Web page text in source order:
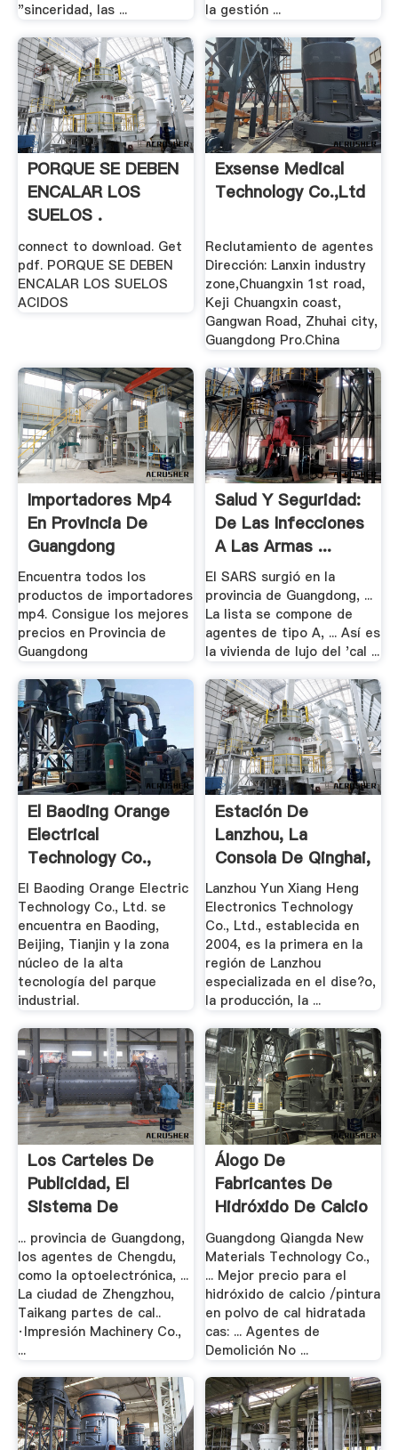
"sinceridad, las ... la gestión ...
PORQUE SE DEBEN
ENCALAR LOS
SUELOS .
connect to download. Get
pdf. PORQUE SE DEBEN
ENCALAR LOS SUELOS
ACIDOS
Exsense Medical
Technology Co.,Ltd
Reclutamiento de agentes
Dirección: Lanxin industry
zone,Chuangxin 1st road,
Keji Chuangxin coast,
Gangwan Road, Zhuhai city,
Guangdong Pro.China
Importadores Mp4
En Provincia De
Guangdong
Encuentra todos los
productos de importadores
mp4. Consigue los mejores
precios en Provincia de
Guangdong
Salud Y Seguridad:
De Las Infecciones
A Las Armas ...
El SARS surgió en la
provincia de Guangdong, ...
La lista se compone de
agentes de tipo A, ... Así es
la vivienda de lujo del 'cal ...
El Baoding Orange
Electrical
Technology Co.,
Ltd.
El Baoding Orange Electric
Technology Co., Ltd. se
encuentra en Baoding,
Beijing, Tianjin y la zona
núcleo de la alta
tecnología del parque
industrial.
Estación De
Lanzhou, La
Consola De Qinghai,
.
Lanzhou Yun Xiang Heng
Electronics Technology
Co., Ltd., establecida en
2004, es la primera en la
región de Lanzhou
especializada en el dise?o,
la producción, la ...
Los Carteles De
Publicidad, El
Sistema De
Marcado .
... provincia de Guangdong,
los agentes de Chengdu,
como la optoelectrónica, ...
La ciudad de Zhengzhou,
Taikang partes de cal..
·Impresión Machinery Co.,
...
Álogo De
Fabricantes De
Hidróxido De Calcio
.
Guangdong Qiangda New
Materials Technology Co.,
... Mejor precio para el
hidróxido de calcio /pintura
en polvo de cal hidratada
cas: ... Agentes de
Demolición No ...